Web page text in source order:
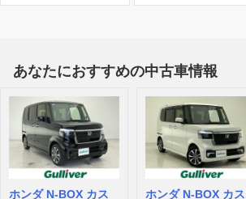
あなたにおすすめの中古車情報
ホンダ N-BOX カス
ホンダ N-BOX カス